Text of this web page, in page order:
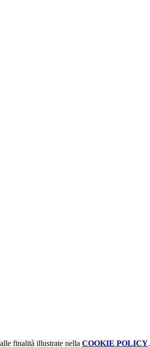
finalità illustrate nella COOKIE POLICY.